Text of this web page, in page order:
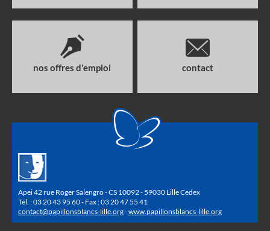
nos offres d'emploi contact
Apei 42 rue Roger Salengro - CS 10092 - 59030 Lille Cedex
Tél. : 03 20 43 95 60 - Fax : 03 20 47 55 41
contact@papillonsblancs-lille.org-www.papillonsblancs-lille.org